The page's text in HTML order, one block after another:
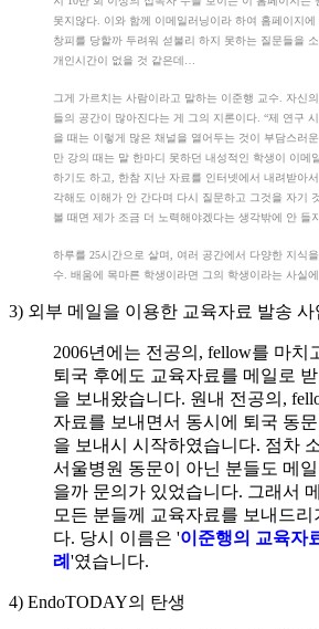
못지않다. 이와 함께 이메일러닝이라 하여 홈페이지
창피를 당할까 두려워 섣불리 하지 못하는 질문들을
개인시간이 없을 것 같은데…
그게 가르치는 사람이라고 말하는 이준행 교수. 자신
들의 공간이 많아진다는 게 그의 지론이다. “제 연구
을 때는 이렇게 많은 채널을 열어두는 것이 부담스러
만 강의 때는 말 한마디 못하던 내성적인 학생이 이메
하기도 하고, 한참 지난 자료를 인터넷에서 내려받아
각해도 이해가 안 간다며 다시 질문하고 그것을 자기
볼 때면 제가 조금 더 노력해야겠다는 생각밖에 안 들
하루를 25시간으로 살며, 여러 공간에서 다양한 지식
수. 배움에 목마른 학생이라면 그의 학생이라는 사실
3) 외부 메일을 이용한 교육자료 발송 사
2006년에는 전공의, fellow를 마치
퇴국 후에도 교육자료를 메일로
을 보내왔습니다. 원내 전공의,
자료를 보내면서 동시에 퇴국 동
을 보내시 시작하였습니다. 점차
서울병원 동문이 아닌 분들도 메
을까 문의가 있었습니다. 그래서
모든 분들께 교육자료를 보내드리
다. 당시 이름은 '이준행의 교육자
례 '였습니다.
4) EndoTODAY의 탄생